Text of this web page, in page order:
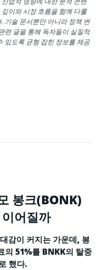
이와 시장 흐름을 함께 다룰
기술 문서뿐만 아니라 정책 변
련 글을 통해 독자들이 실질적
있도록 균형 잡힌 정보를 제공
봉크(BONK)
어질까
감이 커지는 가운데, 봉
51%를 BNKK의 탈중
했다.